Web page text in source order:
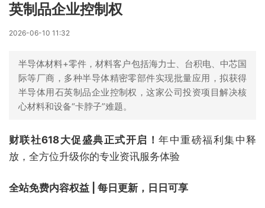
英制品企业控制权
2026-06-10 11:32
半导体材料+零件，材料客户包括海力士、台积电、中芯国
际等厂商，多种半导体精密零部件实现批量应用，拟获得
半导体用石英制品企业控制权，这家公司投资项目解决核
心材料和设备“卡脖子”难题。
财联社618大促盛典正式开启！年中重磅福利集中释
放，全方位升级你的专业资讯服务体验
全站免费内容权益 | 每日更新，日日可享